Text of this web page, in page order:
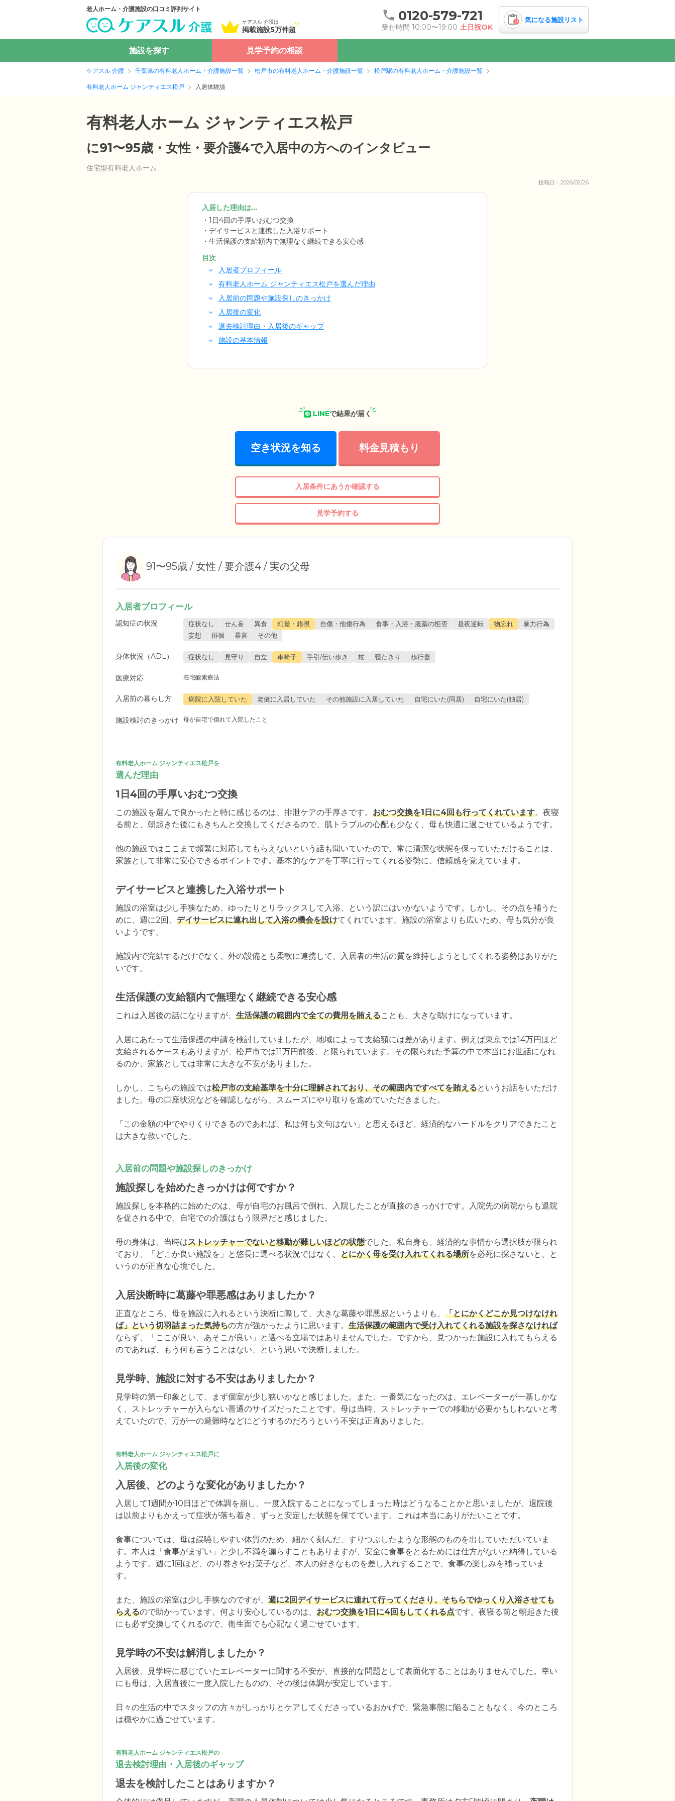
老人ホーム・介護施設の口コミ評判サイト
ケアスル 介護は
掲載施設5万件超
0120-579-721
受付時間 10:00〜19:00 土日祝OK
0 気になる施設リスト
施設を探す 見学予約の相談
ケアスル 介護 千葉県の有料老人ホーム・介護施設一覧 松戸市の有料老人ホーム・介護施設一覧 松戸駅の有料老人ホーム・介護施設一覧
有料老人ホーム ジャンティエス松戸 入居体験談
有料老人ホーム ジャンティエス松戸
に91〜95歳・女性・要介護4で入居中の方へのインタビュー
住宅型有料老人ホーム
投稿日：2026/02/26
入居した理由は...
1日4回の手厚いおむつ交換
デイサービスと連携した入浴サポート
生活保護の支給額内で無理なく継続できる安心感
目次
入居者プロフィール
有料老人ホーム ジャンティエス松戸を選んだ理由
入居前の問題や施設探しのきっかけ
入居後の変化
退去検討理由・入居後のギャップ
施設の基本情報
LINEで結果が届く
空き状況を知る 料金見積もり
入居条件にあうか確認する
見学予約する
91〜95歳 / 女性 / 要介護4 / 実の父母
入居者プロフィール
認知症の状況 症状なし せん妄 異食 幻覚・錯視 自傷・他傷行為 食事・入浴・服薬の拒否 昼夜逆転 物忘れ
暴力行為
妄想
徘徊 暴言 その他
身体状況（ADL） 症状なし 見守り 自立 車椅子 手引/伝い歩き 杖 寝たきり 歩行器
医療対応 在宅酸素療法
入居前の暮らし方 病院に入院していた 老健に入居していた その他施設に入居していた 自宅にいた(同居) 自宅にいた(独居)
施設検討のきっかけ 母が自宅で倒れて入院したこと
有料老人ホーム ジャンティエス松戸を
選んだ理由
1日4回の手厚いおむつ交換
この施設を選んで良かったと特に感じるのは、排泄ケアの手厚さです。 おむつ交換を1日に4回も行ってくれています。夜寝
る前と、朝起きた後にもきちんと交換してくださるので、肌トラブルの心配も少なく、母も快適に過ごせているようです。
他の施設ではここまで頻繁に対応してもらえないという話も聞いていたので、常に清潔な状態を保っていただけることは、
家族として非常に安心できるポイントです。基本的なケアを丁寧に行ってくれる姿勢に、信頼感を覚えています。
デイサービスと連携した入浴サポート
施設の浴室は少し手狭なため、ゆったりとリラックスして入浴、という訳にはいかないようです。しかし、その点を補うた
めに、週に2回、 デイサービスに連れ出して入浴の機会を設けてくれています。施設の浴室よりも広いため、母も気分が良
いようです。
施設内で完結するだけでなく、外の設備とも柔軟に連携して、入居者の生活の質を維持しようとしてくれる姿勢はありがた
いです。
生活保護の支給額内で無理なく継続できる安心感
これは入居後の話になりますが、 生活保護の範囲内で全ての費用を賄えることも、大きな助けになっています。
入居にあたって生活保護の申請を検討していましたが、地域によって支給額には差があります。例えば東京では14万円ほど
支給されるケースもありますが、松戸市では11万円前後、と限られています。その限られた予算の中で本当にお世話になれ
るのか、家族としては非常に大きな不安がありました。
しかし、こちらの施設では松戸市の支給基準を十分に理解されており、その範囲内ですべてを賄えるというお話をいただけ
ました。母の口座状況などを確認しながら、スムーズにやり取りを進めていただきました。
「この金額の中でやりくりできるのであれば、私は何も文句はない」と思えるほど、経済的なハードルをクリアできたこと
は大きな救いでした。
入居前の問題や施設探しのきっかけ
施設探しを始めたきっかけは何ですか？
施設探しを本格的に始めたのは、母が自宅のお風呂で倒れ、入院したことが直接のきっかけです。入院先の病院からも退院
を促される中で、自宅での介護はもう限界だと感じました。
母の身体は、当時はストレッチャーでないと移動が難しいほどの状態でした。私自身も、経済的な事情から選択肢が限られ
ており、「どこか良い施設を」と悠長に選べる状況ではなく、 とにかく母を受け入れてくれる場所を必死に探さないと、と
いうのが正直な心境でした。
入居決断時に葛藤や罪悪感はありましたか？
正直なところ、母を施設に入れるという決断に際して、大きな葛藤や罪悪感というよりも、 「とにかくどこか見つけなけれ
ば」という切羽詰まった気持ちの方が強かったように思います。 生活保護の範囲内で受け入れてくれる施設を探さなければ
ならず、「ここが良い、あそこが良い」と選べる立場ではありませんでした。ですから、見つかった施設に入れてもらえる
のであれば、もう何も言うことはない、という思いで決断しました。
見学時、施設に対する不安はありましたか？
見学時の第一印象として、まず個室が少し狭いかなと感じました。また、一番気になったのは、エレベーターが一基しかな
く、ストレッチャーが入らない普通のサイズだったことです。母は当時、ストレッチャーでの移動が必要かもしれないと考
えていたので、万が一の避難時などにどうするのだろうという不安は正直ありました。
有料老人ホーム ジャンティエス松戸に
入居後の変化
入居後、どのような変化がありましたか？
入居して1週間か10日ほどで体調を崩し、一度入院することになってしまった時はどうなることかと思いましたが、退院後
は以前よりもかえって症状が落ち着き、ずっと安定した状態を保てています。これは本当にありがたいことです。
食事については、母は誤嚥しやすい体質のため、細かく刻んだ、すりつぶしたような形態のものを出していただいていま
す。本人は「食事がまずい」と少し不満を漏らすこともありますが、安全に食事をとるためには仕方がないと納得している
ようです。週に1回ほど、のり巻きやお菓子など、本人の好きなものを差し入れすることで、食事の楽しみを補っていま
す。
また、施設の浴室は少し手狭なのですが、 週に2回デイサービスに連れて行ってくださり、そちらでゆっくり入浴させても
らえるので助かっています。何より安心しているのは、 おむつ交換を1日に4回もしてくれる点です。夜寝る前と朝起きた後
にも必ず交換してくれるので、衛生面でも心配なく過ごせています。
見学時の不安は解消しましたか？
入居後、見学時に感じていたエレベーターに関する不安が、直接的な問題として表面化することはありませんでした。幸い
にも母は、入居直後に一度入院したものの、その後は体調が安定しています。
日々の生活の中でスタッフの方々がしっかりとケアしてくださっているおかげで、緊急事態に陥ることもなく、今のところ
は穏やかに過ごせています。
有料老人ホーム ジャンティエス松戸の
退去検討理由・入居後のギャップ
退去を検討したことはありますか？